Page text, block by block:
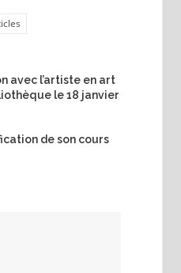
avec l’artiste en art
le 18 janvier
de son cours